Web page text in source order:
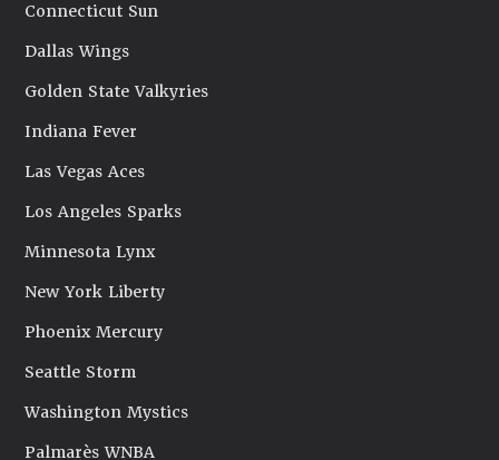
Connecticut Sun
Dallas Wings
Golden State Valkyries
Indiana Fever
Las Vegas Aces
Los Angeles Sparks
Minnesota Lynx
New York Liberty
Phoenix Mercury
Seattle Storm
Washington Mystics
Palmarès WNBA